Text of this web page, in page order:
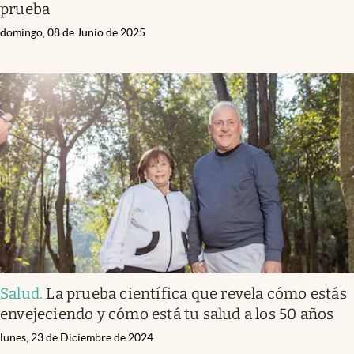
prueba
domingo, 08 de Junio de 2025
Salud. La prueba científica que revela cómo estás
envejeciendo y cómo está tu salud a los 50 años
lunes, 23 de Diciembre de 2024